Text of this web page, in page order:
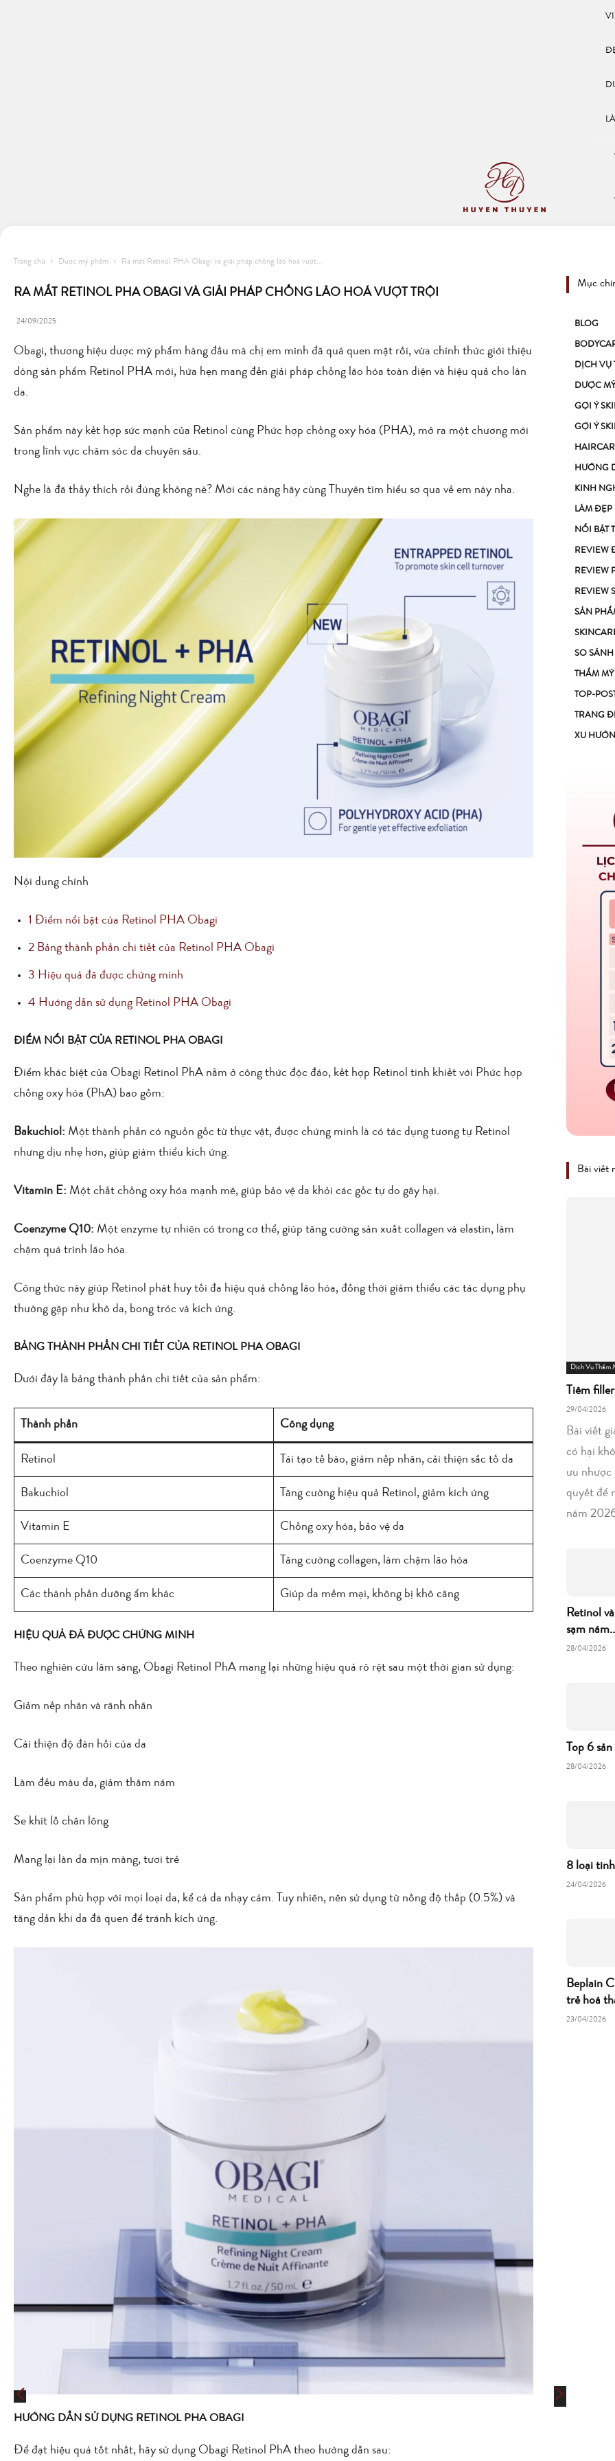
Trang chủ Dược mỹ phẩm Ra mắt Retinol PHA Obagi và giải pháp chống lão hoá vượt...
RA MẮT RETINOL PHA OBAGI VÀ GIẢI PHÁP CHỐNG LÃO HOÁ VƯỢT TRỘI
24/09/2025
Obagi, thương hiệu dược mỹ phẩm hàng đầu mà chị em mình đã quá quen mặt rồi, vừa chính thức giới thiệu
dòng sản phẩm Retinol PHA mới, hứa hẹn mang đến giải pháp chống lão hóa toàn diện và hiệu quả cho làn
da.
Sản phẩm này kết hợp sức mạnh của Retinol cùng Phức hợp chống oxy hóa (PHA), mở ra một chương mới
trong lĩnh vực chăm sóc da chuyên sâu.
Nghe là đã thấy thích rồi đúng không nè? Mời các nàng hãy cùng Thuyên tìm hiểu sơ qua về em này nha.
Nội dung chính
1 Điểm nổi bật của Retinol PHA Obagi
2 Bảng thành phần chi tiết của Retinol PHA Obagi
3 Hiệu quả đã được chứng minh
4 Hướng dẫn sử dụng Retinol PHA Obagi
ĐIỂM NỔI BẬT CỦA RETINOL PHA OBAGI
Điểm khác biệt của Obagi Retinol PhA nằm ở công thức độc đáo, kết hợp Retinol tinh khiết với Phức hợp
chống oxy hóa (PhA) bao gồm:
Bakuchiol: Một thành phần có nguồn gốc từ thực vật, được chứng minh là có tác dụng tương tự Retinol
nhưng dịu nhẹ hơn, giúp giảm thiểu kích ứng.
Vitamin E: Một chất chống oxy hóa mạnh mẽ, giúp bảo vệ da khỏi các gốc tự do gây hại.
Coenzyme Q10: Một enzyme tự nhiên có trong cơ thể, giúp tăng cường sản xuất collagen và elastin, làm
chậm quá trình lão hóa.
Công thức này giúp Retinol phát huy tối đa hiệu quả chống lão hóa, đồng thời giảm thiểu các tác dụng phụ
thường gặp như khô da, bong tróc và kích ứng.
BẢNG THÀNH PHẦN CHI TIẾT CỦA RETINOL PHA OBAGI
Dưới đây là bảng thành phần chi tiết của sản phẩm:
Thành phần Công dụng
Retinol Tái tạo tế bào, giảm nếp nhăn, cải thiện sắc tố da
Bakuchiol Tăng cường hiệu quả Retinol, giảm kích ứng
Vitamin E Chống oxy hóa, bảo vệ da
Coenzyme Q10 Tăng cường collagen, làm chậm lão hóa
Các thành phần dưỡng ẩm khác Giúp da mềm mại, không bị khô căng
HIỆU QUẢ ĐÃ ĐƯỢC CHỨNG MINH
Theo nghiên cứu lâm sàng, Obagi Retinol PhA mang lại những hiệu quả rõ rệt sau một thời gian sử dụng:
Giảm nếp nhăn và rãnh nhăn
Cải thiện độ đàn hồi của da
Làm đều màu da, giảm thâm nám
Se khít lỗ chân lông
Mang lại làn da mịn màng, tươi trẻ
Sản phẩm phù hợp với mọi loại da, kể cả da nhạy cảm. Tuy nhiên, nên sử dụng từ nồng độ thấp (0.5%) và
tăng dần khi da đã quen để tránh kích ứng.
HƯỚNG DẪN SỬ DỤNG RETINOL PHA OBAGI
Để đạt hiệu quả tốt nhất, hãy sử dụng Obagi Retinol PhA theo hướng dẫn sau:
Mục
BLOG
DỊCH VỤ
DƯỢC
GỢI Ý
GỢI Ý
HƯỚNG
KINH
LÀM ĐẸP
NỔI BẬT
REVIEW
REVIEW
REVIEW
SẢN
SO
THẨM MỸ
TOP-
TRANG
XU
Bài viết
Dịch Vụ Thẩm
Tiêm
29/04/2026
Bài viết
có hại
ưu nhược
quyết để
năm
Retinol
sạm
28/04/2026
Top 6
28/04/2026
8 loại
24/04/2026
Beplain
trẻ hoá
23/04/2026